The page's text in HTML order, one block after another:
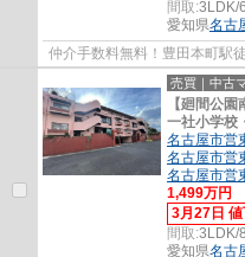
間取:3LDK/
愛知県名古
仲介手数料無料！豊田本町駅
売買｜中古
【廻間公
一社小学校
名古屋市営
名古屋市営
名古屋市営
1,499万円
3月27日
間取:3LDK/
愛知県名古